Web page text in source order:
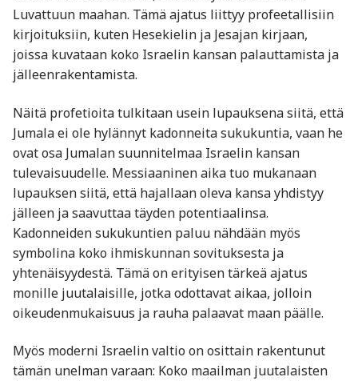
Luvattuun maahan. Tämä ajatus liittyy profeetallisiin
kirjoituksiin, kuten Hesekielin ja Jesajan kirjaan,
joissa kuvataan koko Israelin kansan palauttamista ja
jälleenrakentamista.
Näitä profetioita tulkitaan usein lupauksena siitä, että
Jumala ei ole hylännyt kadonneita sukukuntia, vaan he
ovat osa Jumalan suunnitelmaa Israelin kansan
tulevaisuudelle. Messiaaninen aika tuo mukanaan
lupauksen siitä, että hajallaan oleva kansa yhdistyy
jälleen ja saavuttaa täyden potentiaalinsa.
Kadonneiden sukukuntien paluu nähdään myös
symbolina koko ihmiskunnan sovituksesta ja
yhtenäisyydestä. Tämä on erityisen tärkeä ajatus
monille juutalaisille, jotka odottavat aikaa, jolloin
oikeudenmukaisuus ja rauha palaavat maan päälle.
Myös moderni Israelin valtio on osittain rakentunut
tämän unelman varaan: Koko maailman juutalaisten